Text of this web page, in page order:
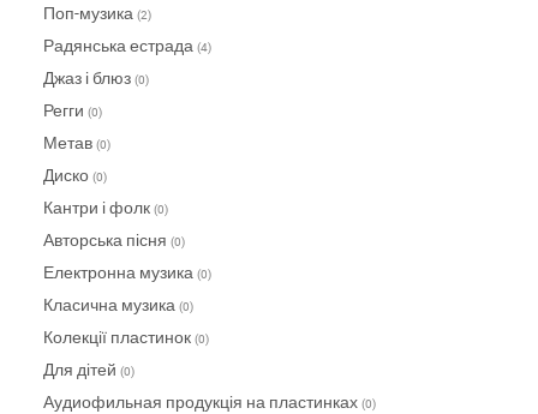
Поп-музика (2)
Радянська естрада (4)
Джаз і блюз (0)
Регги (0)
Метав (0)
Диско (0)
Кантри і фолк (0)
Авторська пісня (0)
Електронна музика (0)
Класична музика (0)
Колекції пластинок (0)
Для дітей (0)
Аудиофильная продукція на пластинках (0)